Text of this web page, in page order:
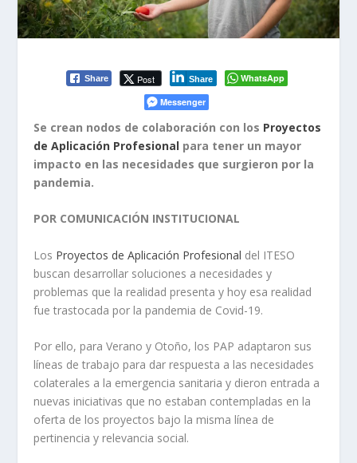
Share Post Share
WhatsApp
Messenger
Se crean nodos de colaboración con los Proyectos
de Aplicación Profesional para tener un mayor
impacto en las necesidades que surgieron por la
pandemia.
POR COMUNICACIÓN INSTITUCIONAL
Los Proyectos de Aplicación Profesional del ITESO
buscan desarrollar soluciones a necesidades y
problemas que la realidad presenta y hoy esa realidad
fue trastocada por la pandemia de Covid-19.
Por ello, para Verano y Otoño, los PAP adaptaron sus
líneas de trabajo para dar respuesta a las necesidades
colaterales a la emergencia sanitaria y dieron entrada a
nuevas iniciativas que no estaban contempladas en la
oferta de los proyectos bajo la misma línea de
pertinencia y relevancia social.